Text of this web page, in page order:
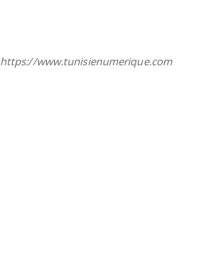
https://www.tunisienumerique.com